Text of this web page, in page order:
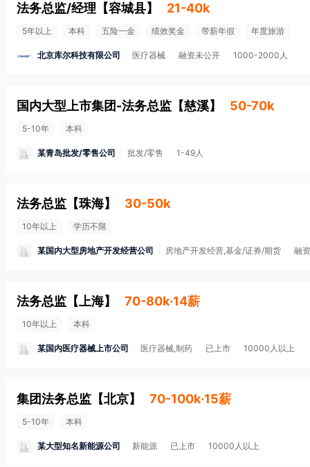
法务总监/经理 【容城县】 21-40k
5年以上 本科 五险一金 绩效奖金 带薪年假 年度旅游
北京库尔科技有限公司 医疗器械 融资未公开 1000-2000人
国内大型上市集团-法务总监 【慈溪】 50-70k
5-10年 本科
某青岛批发/零售公司 批发/零售 1-49人
法务总监 【珠海】 30-50k
10年以上 学历不限
某国内大型房地产开发经营公司 房地产开发经营,基金/证券/期货 融
法务总监 【 上海】 70-80k·14薪
10年以上 本科
某国内医疗器械上市公司 医疗器械,制药 已上市 10000人以上
集团法务总监 【北京】 70-100k·15薪
5-10年 本科
某大型知名新能源公司 新能源 已上市 10000人以上